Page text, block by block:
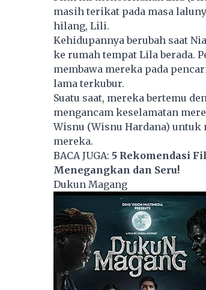
masih terikat pada masa
hilang, Lili.
Kehidupannya berubah saat
ke rumah tempat Lila berada.
membawa mereka pada
lama terkubur.
Suatu saat, mereka bertemu
mengancam keselamatan
Wisnu (Wisnu Hardana) untuk
mereka.
BACA JUGA: 5 Rekomendasi
Menegangkan dan Seru!
Dukun Magang